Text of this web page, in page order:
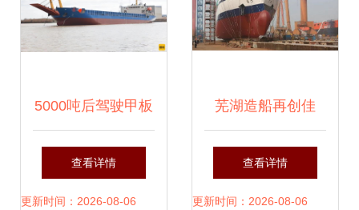
5000吨后驾驶甲板
驳船出租与出售 高
效运输的专业选择
查看详情
更新时间：2026-08-06
芜湖造船再创佳
绩，圆满完成五大
生产节点及船舶出
查看详情
更新时间：2026-08-06